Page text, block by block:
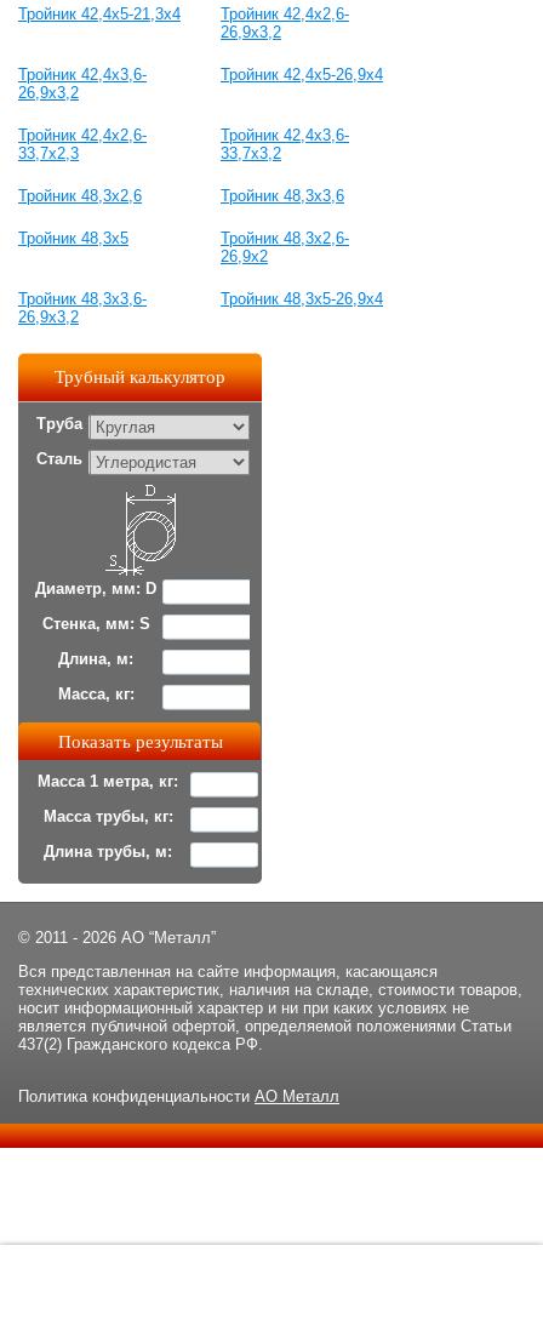
Тройник 42,4x5-21,3x4
Тройник 42,4x2,6-
26,9x3,2
Тройник 42,4x3,6-
26,9x3,2
Тройник 42,4x5-26,9x4
Тройник 42,4x2,6-
33,7x2,3
Тройник 42,4x3,6-
33,7x3,2
Тройник 48,3x2,6 Тройник 48,3x3,6
Тройник 48,3x5
Тройник 48,3x2,6-
26,9x2
Тройник 48,3x3,6-
26,9x3,2
Тройник 48,3x5-26,9x4
Трубный калькулятор
Труба
Сталь
Диаметр, мм: D
Стенка, мм: S
Длина, м:
Масса, кг:
Масса 1 метра, кг:
Масса трубы, кг:
Длина трубы, м:
© 2011 - 2026 АО “Металл”
Вся представленная на сайте информация, касающаяся
технических характеристик, наличия на складе, стоимости товаров,
носит информационный характер и ни при каких условиях не
является публичной офертой, определяемой положениями Статьи
437(2) Гражданского кодекса РФ.
Политика конфиденциальности АО Металл